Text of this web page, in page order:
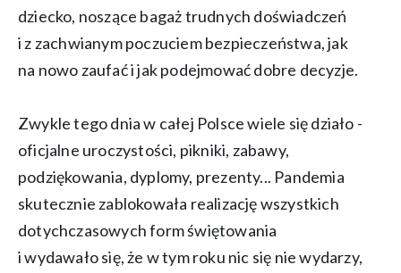
dziecko, noszące bagaż trudnych doświadczeń
i z zachwianym poczuciem bezpieczeństwa, jak
na nowo zaufać i jak podejmować dobre decyzje.
Zwykle tego dnia w całej Polsce wiele się działo -
oficjalne uroczystości, pikniki, zabawy,
podziękowania, dyplomy, prezenty... Pandemia
skutecznie zablokowała realizację wszystkich
dotychczasowych form świętowania
i wydawało się, że w tym roku nic się nie wydarzy,